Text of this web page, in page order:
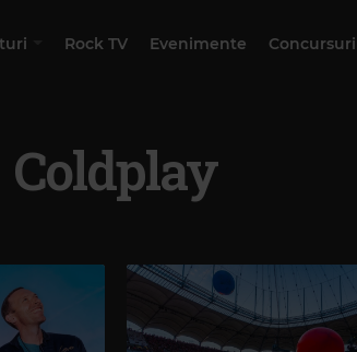
Rock TV Evenimente Concursuri
Coldplay